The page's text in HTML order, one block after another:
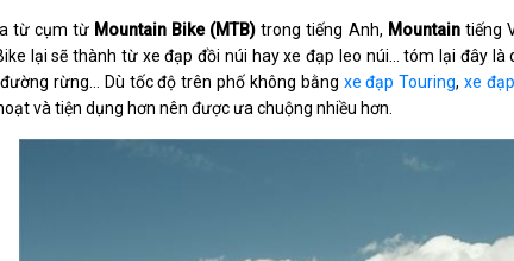
từ cụm từ Mountain Bike (MTB)trong tiếng Anh, Mountaintiếng
lại sẽ thành từ xe đạp đồi núi hay xe đạp leo núi... tóm lại đây
rừng… Dù tốc độ trên phố không bằng xe đạp Touring,xe
và tiện dụng hơn nên được ưa chuộng nhiều hơn.